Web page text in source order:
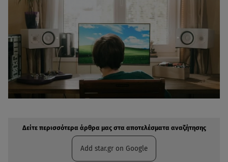
Δείτε περισσότερα άρθρα μας στα αποτελέσματα αναζήτησης
Add star.gr on Google